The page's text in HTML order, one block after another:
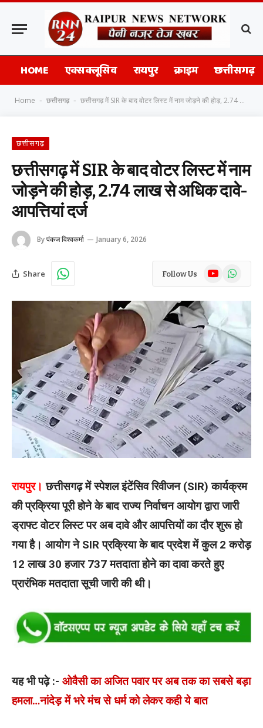
HOME एक्सक्लूसिव रायपुर क्राइम छत्तीसगढ़
Home - छत्तीसगढ़ - छत्तीसगढ़ में SIR के बाद वोटर लिस्ट में नाम जोड़ने की होड़, 2.74 लाख से अधिक दावे-आपत्तियां दर्ज
छत्तीसगढ़
छत्तीसगढ़ में SIR के बाद वोटर लिस्ट में नाम
जोड़ने की होड़, 2.74 लाख से अधिक दावे-
आपत्तियां दर्ज
Byपंकज विश्वकर्मा January 6, 2026
Share Follow Us YouTubeWhatsApp
रायपुर। छत्तीसगढ़ में स्पेशल इंटेंसिव रिवीजन (SIR) कार्यक्रम
की प्रक्रिया पूरी होने के बाद राज्य निर्वाचन आयोग द्वारा जारी
ड्राफ्ट वोटर लिस्ट पर अब दावे और आपत्तियों का दौर शुरू हो
गया है। आयोग ने SIR प्रक्रिया के बाद प्रदेश में कुल 2 करोड़
12 लाख 30 हजार 737 मतदाता होने का दावा करते हुए
प्रारंभिक मतदाता सूची जारी की थी।
यह भी पढ़े :- ओवैसी का अजित पवार पर अब तक का सबसे बड़ा
हमला…नांदेड़ में भरे मंच से धर्म को लेकर कही ये बात